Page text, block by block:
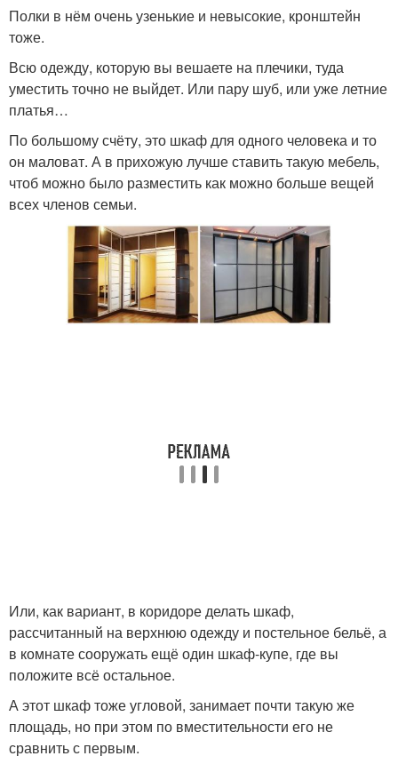
Полки в нём очень узенькие и невысокие, кронштейн
тоже.
Всю одежду, которую вы вешаете на плечики, туда
уместить точно не выйдет. Или пару шуб, или уже летние
платья…
По большому счёту, это шкаф для одного человека и то
он маловат. А в прихожую лучше ставить такую мебель,
чтоб можно было разместить как можно больше вещей
всех членов семьи.
Или, как вариант, в коридоре делать шкаф,
рассчитанный на верхнюю одежду и постельное бельё, а
в комнате сооружать ещё один шкаф-купе, где вы
положите всё остальное.
А этот шкаф тоже угловой, занимает почти такую же
площадь, но при этом по вместительности его не
сравнить с первым.